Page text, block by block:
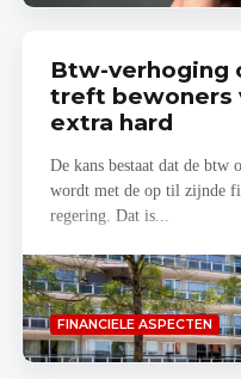
Btw-verhoging
treft bewoners
extra hard
De kans bestaat dat de btw
wordt met de op til zijnde
regering. Dat is...
FINANCIELE ASPECTEN